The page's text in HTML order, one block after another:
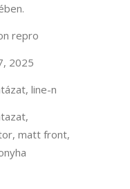
repro
2025
line-n
matt front,